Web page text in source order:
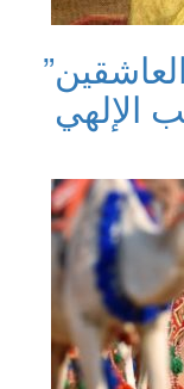
الإلهي